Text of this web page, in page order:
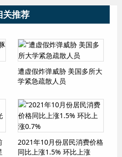
关推荐
遭虚假炸弹威胁 美国多所大
学紧急疏散人员
2021年10月份居民消费价格
同比上涨1.5% 环比上涨